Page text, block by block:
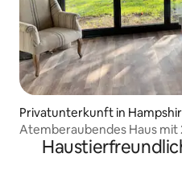
Privatunterkunft in
Atemberaubendes Haus
Test Valley